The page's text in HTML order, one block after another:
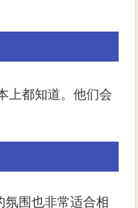
上都知道。他们会
围也非常适合相